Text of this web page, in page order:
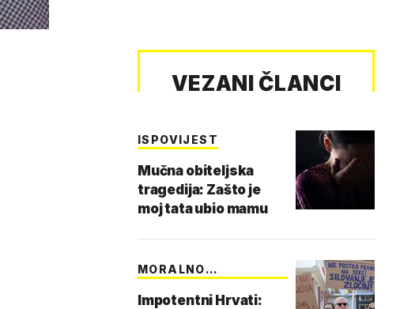
VEZANI ČLANCI
ISPOVIJEST
Mučna obiteljska
tragedija: Zašto je
moj tata ubio mamu
MORALNO
Impotentni Hrvati: